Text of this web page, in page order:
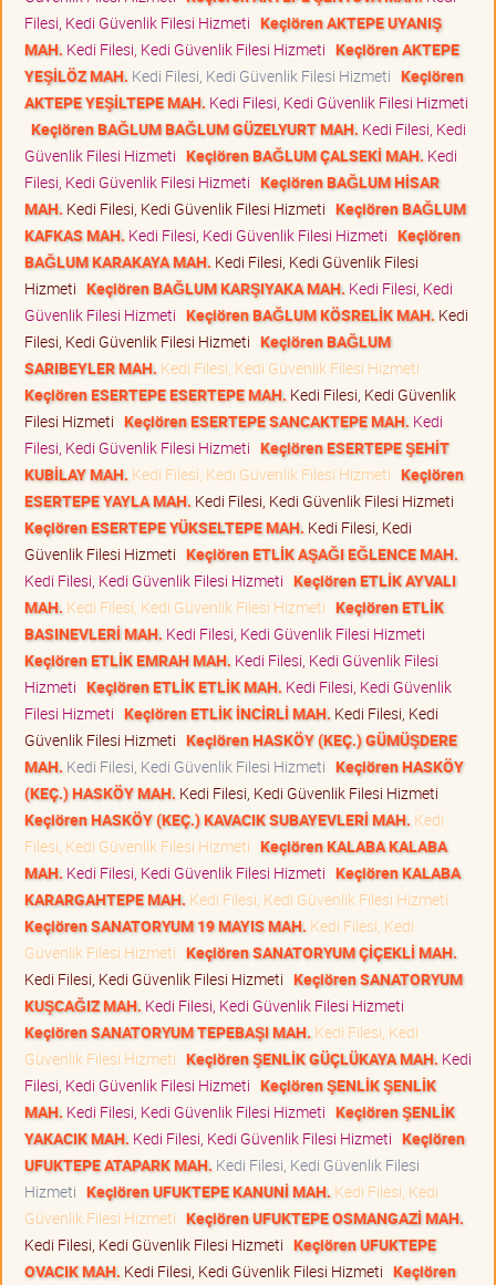
Filesi, Kedi Güvenlik Filesi Hizmeti Keçiören AKTEPE UYANIŞ
MAH. Kedi Filesi, Kedi Güvenlik Filesi Hizmeti Keçiören AKTEPE
YEŞİLÖZ MAH. Kedi Filesi, Kedi Güvenlik Filesi Hizmeti Keçiören
AKTEPE YEŞİLTEPE MAH. Kedi Filesi, Kedi Güvenlik Filesi Hizmeti
Keçiören BAĞLUM BAĞLUM GÜZELYURT MAH. Kedi Filesi, Kedi
Güvenlik Filesi Hizmeti Keçiören BAĞLUM ÇALSEKİ MAH. Kedi
Filesi, Kedi Güvenlik Filesi Hizmeti Keçiören BAĞLUM HİSAR
MAH. Kedi Filesi, Kedi Güvenlik Filesi Hizmeti Keçiören BAĞLUM
KAFKAS MAH. Kedi Filesi, Kedi Güvenlik Filesi Hizmeti Keçiören
BAĞLUM KARAKAYA MAH. Kedi Filesi, Kedi Güvenlik Filesi
Hizmeti Keçiören BAĞLUM KARŞIYAKA MAH. Kedi Filesi, Kedi
Güvenlik Filesi Hizmeti Keçiören BAĞLUM KÖSRELİK MAH. Kedi
Filesi, Kedi Güvenlik Filesi Hizmeti Keçiören BAĞLUM
SARIBEYLER MAH. Kedi Filesi, Kedi Güvenlik Filesi Hizmeti
Keçiören ESERTEPE ESERTEPE MAH. Kedi Filesi, Kedi Güvenlik
Filesi Hizmeti Keçiören ESERTEPE SANCAKTEPE MAH. Kedi
Filesi, Kedi Güvenlik Filesi Hizmeti Keçiören ESERTEPE ŞEHİT
KUBİLAY MAH. Kedi Filesi, Kedi Güvenlik Filesi Hizmeti Keçiören
ESERTEPE YAYLA MAH. Kedi Filesi, Kedi Güvenlik Filesi Hizmeti
Keçiören ESERTEPE YÜKSELTEPE MAH. Kedi Filesi, Kedi
Güvenlik Filesi Hizmeti Keçiören ETLİK AŞAĞI EĞLENCE MAH.
Kedi Filesi, Kedi Güvenlik Filesi Hizmeti Keçiören ETLİK AYVALI
MAH. Kedi Filesi, Kedi Güvenlik Filesi Hizmeti Keçiören ETLİK
BASINEVLERİ MAH. Kedi Filesi, Kedi Güvenlik Filesi Hizmeti
Keçiören ETLİK EMRAH MAH. Kedi Filesi, Kedi Güvenlik Filesi
Hizmeti Keçiören ETLİK ETLİK MAH. Kedi Filesi, Kedi Güvenlik
Filesi Hizmeti Keçiören ETLİK İNCİRLİ MAH. Kedi Filesi, Kedi
Güvenlik Filesi Hizmeti Keçiören HASKÖY (KEÇ.) GÜMÜŞDERE
MAH. Kedi Filesi, Kedi Güvenlik Filesi Hizmeti Keçiören HASKÖY
(KEÇ.) HASKÖY MAH. Kedi Filesi, Kedi Güvenlik Filesi Hizmeti
Keçiören HASKÖY (KEÇ.) KAVACIK SUBAYEVLERİ MAH. Kedi
Filesi, Kedi Güvenlik Filesi Hizmeti Keçiören KALABA KALABA
MAH. Kedi Filesi, Kedi Güvenlik Filesi Hizmeti Keçiören KALABA
KARARGAHTEPE MAH. Kedi Filesi, Kedi Güvenlik Filesi Hizmeti
Keçiören SANATORYUM 19 MAYIS MAH. Kedi Filesi, Kedi
Güvenlik Filesi Hizmeti Keçiören SANATORYUM ÇİÇEKLİ MAH.
Kedi Filesi, Kedi Güvenlik Filesi Hizmeti Keçiören SANATORYUM
KUŞCAĞIZ MAH. Kedi Filesi, Kedi Güvenlik Filesi Hizmeti
Keçiören SANATORYUM TEPEBAŞI MAH. Kedi Filesi, Kedi
Güvenlik Filesi Hizmeti Keçiören ŞENLİK GÜÇLÜKAYA MAH. Kedi
Filesi, Kedi Güvenlik Filesi Hizmeti Keçiören ŞENLİK ŞENLİK
MAH. Kedi Filesi, Kedi Güvenlik Filesi Hizmeti Keçiören ŞENLİK
YAKACIK MAH. Kedi Filesi, Kedi Güvenlik Filesi Hizmeti Keçiören
UFUKTEPE ATAPARK MAH. Kedi Filesi, Kedi Güvenlik Filesi
Hizmeti Keçiören UFUKTEPE KANUNİ MAH. Kedi Filesi, Kedi
Güvenlik Filesi Hizmeti Keçiören UFUKTEPE OSMANGAZİ MAH.
Kedi Filesi, Kedi Güvenlik Filesi Hizmeti Keçiören UFUKTEPE
OVACIK MAH. Kedi Filesi, Kedi Güvenlik Filesi Hizmeti Keçiören